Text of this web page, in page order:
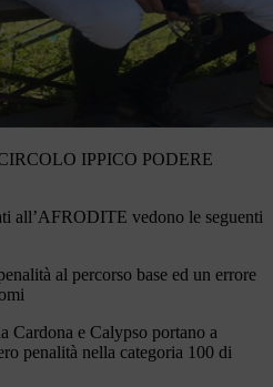
IPPICO PODERE
all’AFRODITE vedono le seguenti
al percorso base ed un errore
Cardona e Calypso portano a
penalità nella categoria 100 di